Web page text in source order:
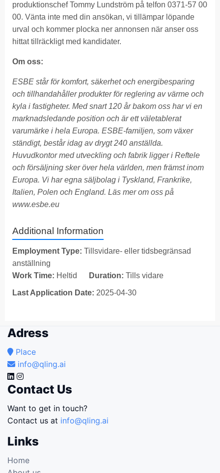
produktionschef Tommy Lundström på telfon 0371-57 00
00. Vänta inte med din ansökan, vi tillämpar löpande
urval och kommer plocka ner annonsen när anser oss
hittat tillräckligt med kandidater.
Om oss:
ESBE står för komfort, säkerhet och energibesparing
och tillhandahåller produkter för reglering av värme och
kyla i fastigheter. Med snart 120 år bakom oss har vi en
marknadsledande position och är ett väletablerat
varumärke i hela Europa. ESBE-familjen, som växer
ständigt, består idag av drygt 240 anställda.
Huvudkontor med utveckling och fabrik ligger i Reftele
och försäljning sker över hela världen, men främst inom
Europa. Vi har egna säljbolag i Tyskland, Frankrike,
Italien, Polen och England. Läs mer om oss på
www.esbe.eu
Additional Information
Employment Type: Tillsvidare- eller tidsbegränsad
anställning
Work Time: Heltid Duration: Tills vidare
Last Application Date: 2025-04-30
Adress
Place
info@qling.ai
Contact Us
Want to get in touch?
Contact us at info@qling.ai
Links
Home